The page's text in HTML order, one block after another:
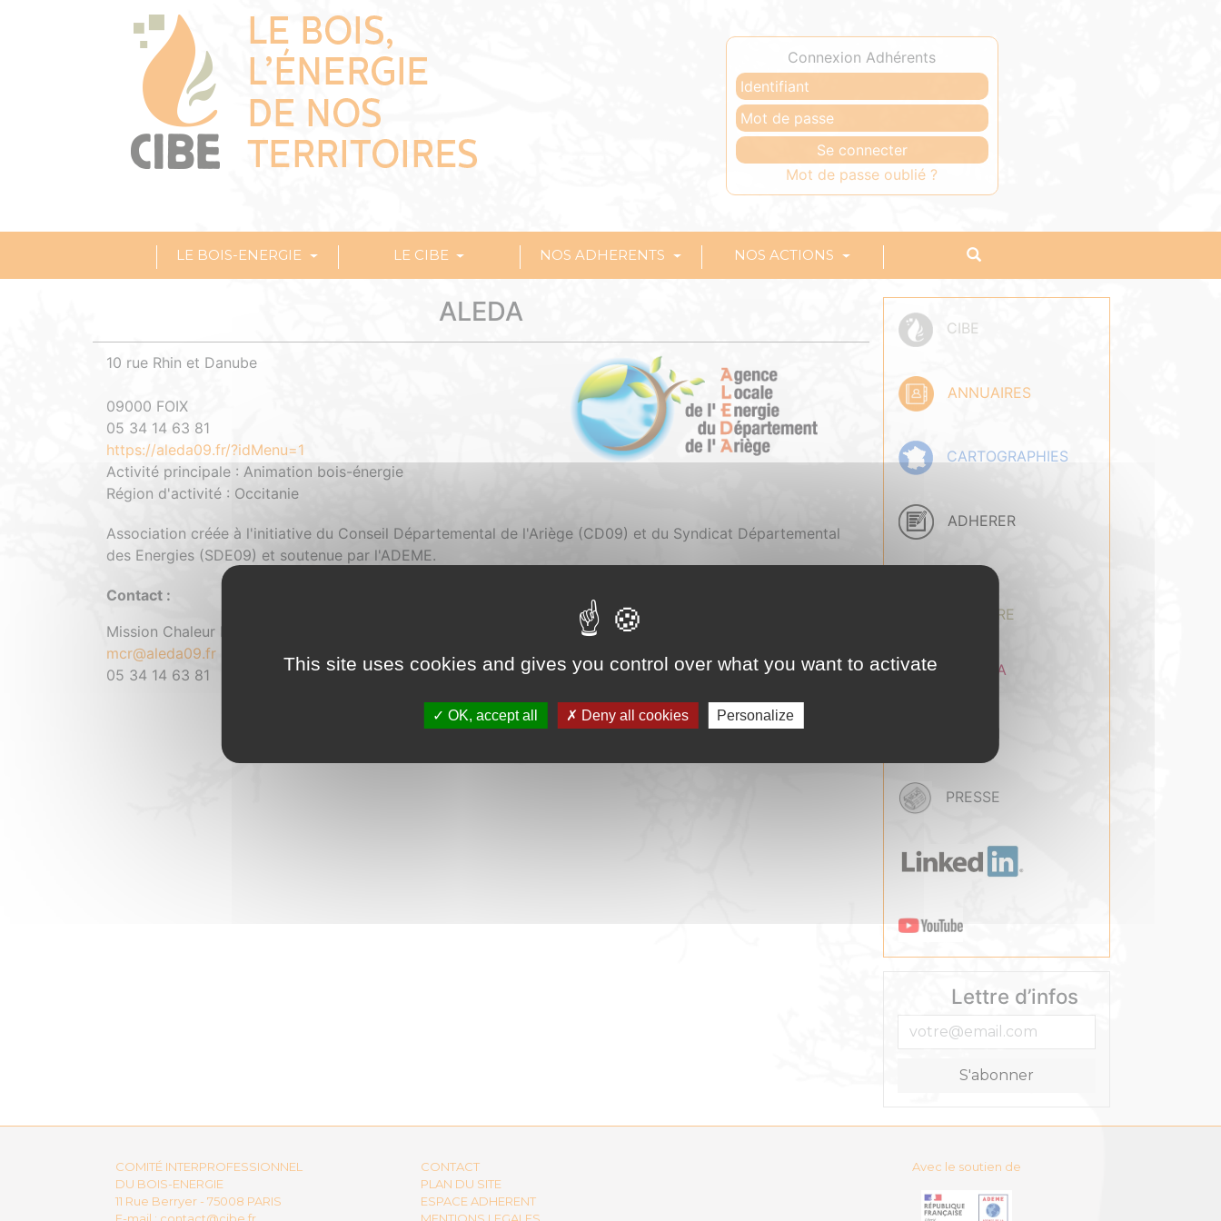
Connexion Adhérents
Mot de passe oublié ?
LE BOIS-ENERGIE LE CIBE NOS ADHERENTS NOS ACTIONS
ALEDA
10 rue Rhin et Danube
09000 FOIX
05 34 14 63 81
https://aleda09.fr/?idMenu=1
Activité principale : Animation bois-énergie
Région d'activité : Occitanie
Association créée à l'initiative du Conseil Départemental de l'Ariège (CD09) et du Syndicat Départemental
des Energies (SDE09) et soutenue par l'ADEME.
Contact :
Mission Chaleur Renouvelable
mcr@aleda09.fr
05 34 14 63 81
CIBE
ANNUAIRES
CARTOGRAPHIES
ADHERER
DOCUMENTAIRE
AGENDA
PRESSE
Lettre d’infos
COMITÉ INTERPROFESSIONNEL
DU BOIS-ENERGIE
11 Rue Berryer - 75008 PARIS
CONTACT
PLAN DU SITE
ESPACE ADHERENT
Avec le soutien de
This site uses cookies and gives you control over what you want to activate
OK, accept all Deny all cookies Personalize